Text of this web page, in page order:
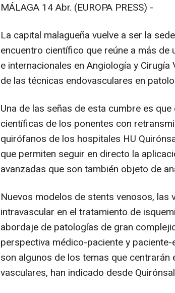
MÁLAGA 14 Abr. (EUROPA PRESS) -
La capital malagueña vuelve a ser la
encuentro científico que reúne a más
e internacionales en Angiología y
de las técnicas endovasculares en
Una de las señas de esta cumbre es
científicas de los ponentes con
quirófanos de los hospitales HU
que permiten seguir en directo la
avanzadas que son también objeto de
Nuevos modelos de stents venosos, las
intravascular en el tratamiento de
abordaje de patologías de gran
perspectiva médico-paciente y
son algunos de los temas que
vasculares, han indicado desde